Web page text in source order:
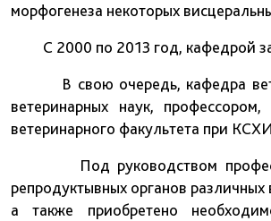
морфогенеза некоторых
С 2000 по 2013 год, кафедрой
В свою очередь, кафедра
ветеринарных наук,
ветеринарного факультета при
Под руководством
репродуктывных органов
а также приобретено